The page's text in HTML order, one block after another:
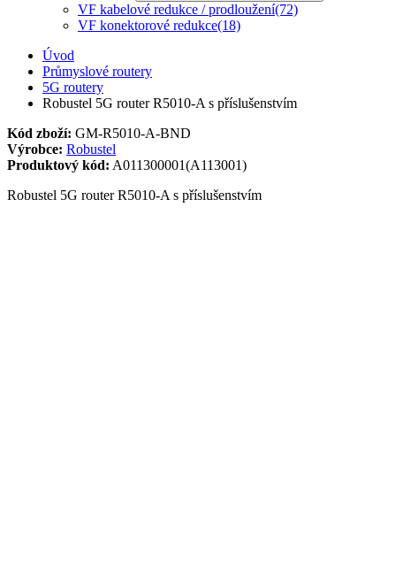
VF kabelové redukce / prodloužení(72)
VF konektorové redukce(18)
Úvod
Průmyslové routery
5G routery
Robustel 5G router R5010-A s příslušenstvím
Kód zboží: GM-R5010-A-BND
Výrobce: Robustel
Produktový kód: A011300001(A113001)
Robustel 5G router R5010-A s příslušenstvím